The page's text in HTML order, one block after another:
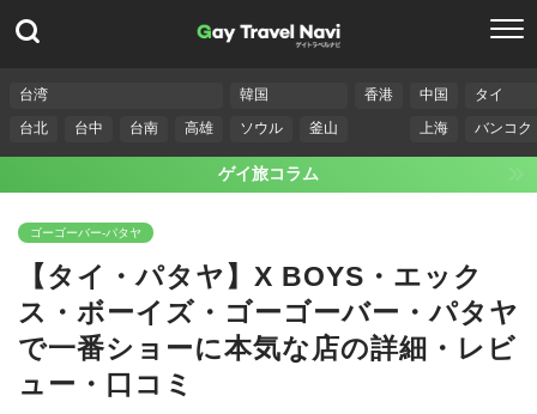
台湾
台北
台中 台南 高雄
韓国
ソウル
釜山
香港
中国
上海
タイ
バンコク
ゲイ旅コラム
ゴーゴーバー-パタヤ
【タイ・パタヤ】X BOYS・エック
ス・ボーイズ・ゴーゴーバー・パタヤ
で一番ショーに本気な店の詳細・レビ
ュー・口コミ